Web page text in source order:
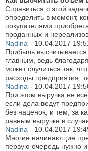
Справиться с этой
определить в момент,
покупателями
проданных и
Nadina - 10.04.2017
Прибыль
главным, ведь
может случиться так,
расходы предприятия,
Nadina - 10.04.2017
При этом выручка не
если дела ведут
без наценок, и тем, за
равным выручке в
Nadina - 10.04.2017
Многие начинающие
первую очередь нужно